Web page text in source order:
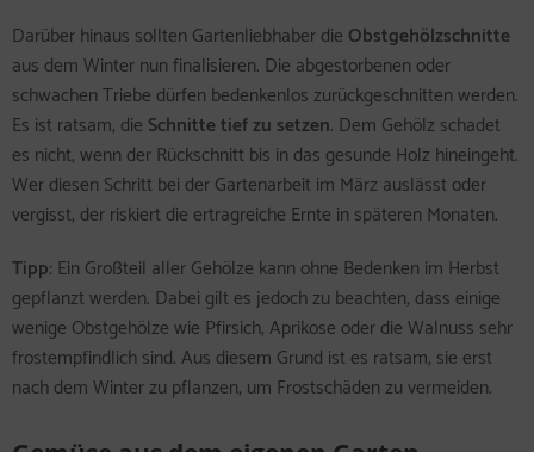
Darüber hinaus sollten Gartenliebhaber die Obstgehölzschnitte
aus dem Winter nun finalisieren. Die abgestorbenen oder
schwachen Triebe dürfen bedenkenlos zurückgeschnitten werden.
Es ist ratsam, die Schnitte tief zu setzen. Dem Gehölz schadet
es nicht, wenn der Rückschnitt bis in das gesunde Holz hineingeht.
Wer diesen Schritt bei der Gartenarbeit im März auslässt oder
vergisst, der riskiert die ertragreiche Ernte in späteren Monaten.
Tipp: Ein Großteil aller Gehölze kann ohne Bedenken im Herbst
gepflanzt werden. Dabei gilt es jedoch zu beachten, dass einige
wenige Obstgehölze wie Pfirsich, Aprikose oder die Walnuss sehr
frostempfindlich sind. Aus diesem Grund ist es ratsam, sie erst
nach dem Winter zu pflanzen, um Frostschäden zu vermeiden.